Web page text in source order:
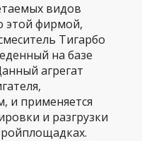
видов
этой фирмой,
Тигарбо
на базе
агрегат
и применяется
и разгрузки